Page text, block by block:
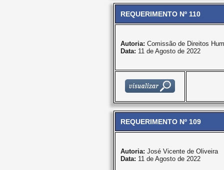
REQUERIMENTO Nº 110
Autoria: Comissão de Direitos
Data: 11 de Agosto de 2022
REQUERIMENTO Nº 109
Autoria: José Vicente de Oliveira
Data: 11 de Agosto de 2022